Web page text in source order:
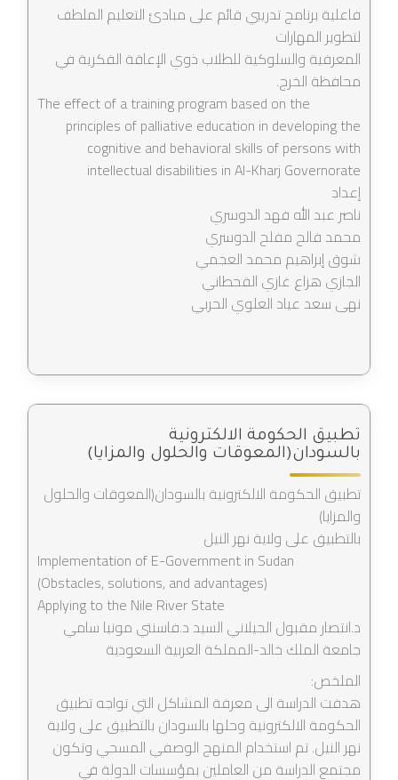
فاعلية برنامج تدريبي قائم على مبادئ التعليم الملطف
لتطوير المهارات
المعرفية والسلوكية للطلاب ذوي الإعاقة الفكرية في
محافظة الخرج.
The effect of a training program based on the
principles of palliative education in developing the
cognitive and behavioral skills of persons with
intellectual disabilities in Al-Kharj Governorate
إعداد
ناصر عبد الله فهد الدوسري
محمد فالح مفلح الدوسري
شوق إبراهيم محمد العجمي
الجازي هزاع غازي القحطاني
نهى سعد عياد العلوي الحربي
تطبيق الحكومة الالكترونية
بالسودان(المعوقات والحلول والمزايا)
تطبيق الحكومة الالكترونية بالسودان(المعوقات والحلول
والمزايا)
بالتطبيق على ولاية نهر النيل
Implementation of E-Government in Sudan
(Obstacles, solutions, and advantages)
Applying to the Nile River State
د.انتصار مقبول الجيلاني السيد د.فاسنتي مونيا سامي
جامعة الملك خالد-المملكة العربية السعودية
الملخص:
هدفت الدراسة الى معرفة المشاكل التي تواجه تطبيق
الحكومة الالكترونية وحلها بالسودان بالتطبيق على ولاية
نهر النيل. تم استخدام المنهج الوصفي المسحي وتكون
مجتمع الدراسة من العاملين بمؤسسات الدولة في